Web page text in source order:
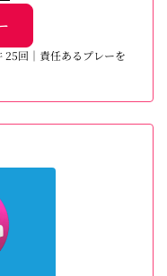
回｜責任あるプレーを